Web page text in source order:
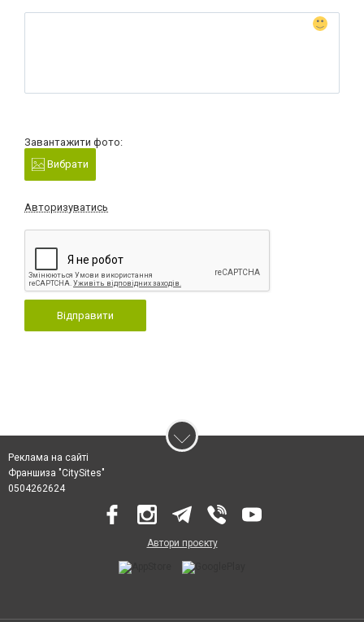
Завантажити фото:
Вибрати
Авторизуватись
Відправити
Реклама на сайті
Франшиза "CitySites"
0504262624
Автори проєкту